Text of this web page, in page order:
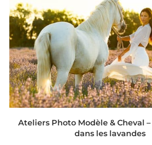
Ateliers Photo Modèle & Cheval
dans les lavandes